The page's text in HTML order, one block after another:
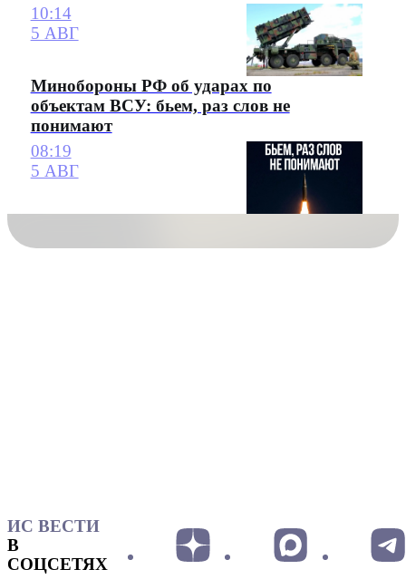
10:14
5 АВГ
Минобороны РФ об ударах по
объектам ВСУ: бьем, раз слов не
понимают
08:19
5 АВГ
ИС ВЕСТИ
В
СОЦСЕТЯХ